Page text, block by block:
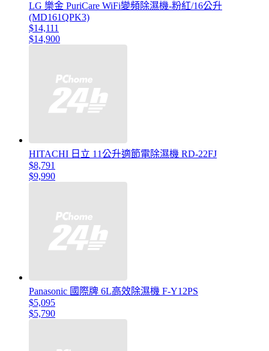
LG 樂金 PuriCare WiFi變頻除濕機-粉紅/16公升
(MD161QPK3)
$14,111
$14,900
HITACHI 日立 11公升適節電除濕機 RD-22FJ
$8,791
$9,990
Panasonic 國際牌 6L高效除濕機 F-Y12PS
$5,095
$5,790